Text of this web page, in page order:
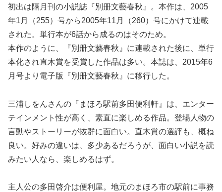
初出は隔月刊の小説誌『別册文藝春秋』。本作は、2005
年1月（255）号から2005年11月（260）号にかけて連載
された。単行本が6話から成るのはそのため。
本作のように、『別册文藝春秋』に連載された後に、単行
本化され直木賞を受賞した作品は多い。本誌は、2015年6
月号より電子版『別册文藝春秋』に移行した。
三浦しをんさんの『まほろ駅前多田便利軒』は、エンター
テインメント性が高く、素直に楽しめる作品。登場人物の
言動やストーリーが抜群に面白い。直木賞の選評も、概ね
良い。好みの違いは、多少あるだろうが、面白い小説を読
みたい人なら、楽しめるはず。
主人公の多田啓介は便利屋。地元のまほろ市の駅前に事務